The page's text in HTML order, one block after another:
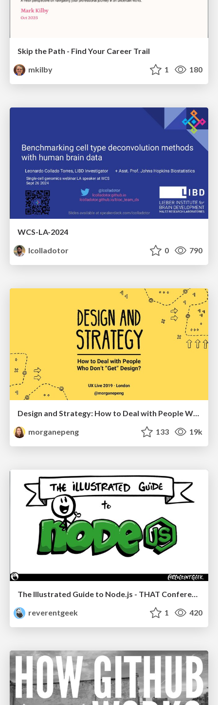
Skip the Path - Find Your Career Trail
mkilby
1 180
WCS-LA-2024
lcolladotor
0 790
Design and Strategy: How to Deal with People Who Don’t "Get" Design
morganepeng
133 19k
The Illustrated Guide to Node.js - THAT Conference 2024
reverentgeek
1 420